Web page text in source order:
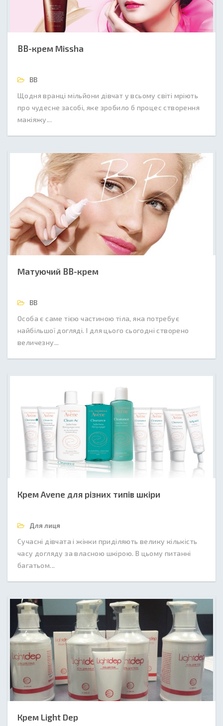
BB-крем Missha
BB
Щодня вранці мільйони дівчат у всьому світі мріють
про чудесне засобі, яке зробило б процес створення
макіяжу...
Матуючий BB-крем
BB
Особа є саме тією частиною тіла, яка потребує
найбільшої догляді. І для цього сьогодні створено
величезну...
Крем Avene для різних типів шкіри
Для лиця
Сучасні дівчата і жінки приділяють велику кількість
часу догляду за власною шкірою. В цьому питанні
багатьом...
Крем Light Dep